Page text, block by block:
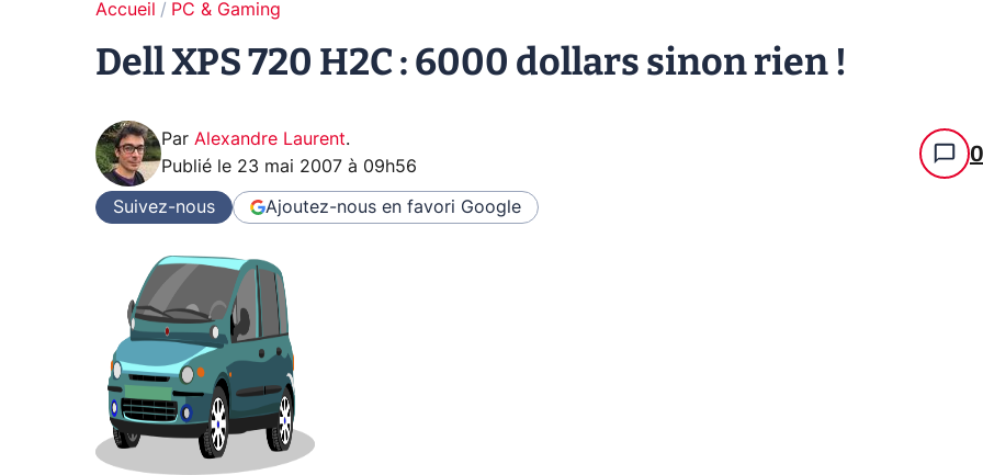
Accueil PC & Gaming
Dell XPS 720 H2C : 6000 dollars sinon rien !
Par Alexandre Laurent.
Publié le 23 mai 2007 à 09h56 0
Suivez-nous Ajoutez-nous en favori Google